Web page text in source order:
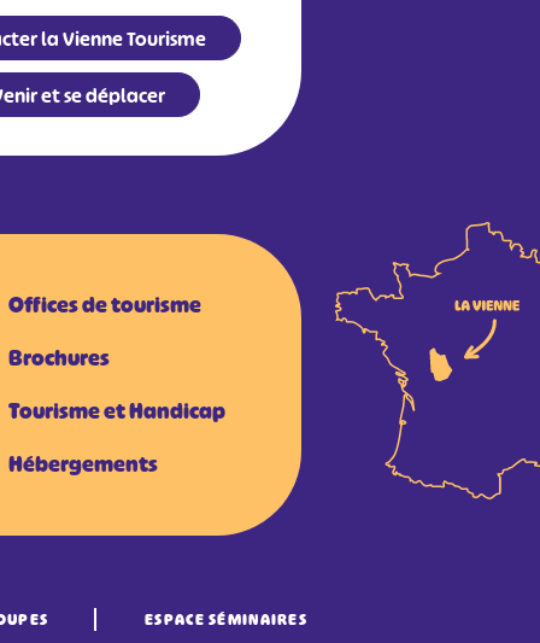
la Vienne Tourisme
et se déplacer
Offices de tourisme
Brochures
Tourisme et Handicap
Hébergements
ESPACE SÉMINAIRES